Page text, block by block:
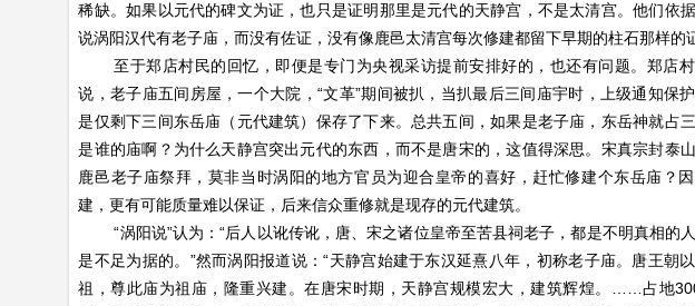
稀缺。如果以元代的碑文为证，也只是证明那里是元代的天静宫，不是太清宫。他们依
说涡阳汉代有老子庙，而没有佐证，没有像鹿邑太清宫每次修建都留下早期的柱石那样的
至于郑店村民的回忆，即便是专门为央视采访提前安排好的，也还有问题。郑店
说，老子庙五间房屋，一个大院，“文革”期间被扒，当扒最后三间庙宇时，上级通知保
是仅剩下三间东岳庙（元代建筑）保存了下来。总共五间，如果是老子庙，东岳神就占
是谁的庙啊？为什么天静宫突出元代的东西，而不是唐宋的，这值得深思。宋真宗封泰
鹿邑老子庙祭拜，莫非当时涡阳的地方官员为迎合皇帝的喜好，赶忙修建个东岳庙？
建，更有可能质量难以保证，后来信众重修就是现存的元代建筑。
“涡阳说”认为：“后人以讹传讹，唐、宋之诸位皇帝至苦县祠老子，都是不明真相的
是不足为据的。”然而涡阳报道说：“天静宫始建于东汉延熹八年，初称老子庙。唐王朝
祖，尊此庙为祖庙，隆重兴建。在唐宋时期，天静宫规模宏大，建筑辉煌。……占地